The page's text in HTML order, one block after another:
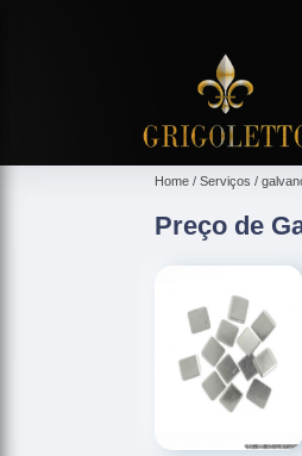
Home Serviços
Preço de